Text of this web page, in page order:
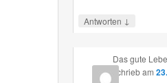
Antworten ↓
Das gute
schriebam